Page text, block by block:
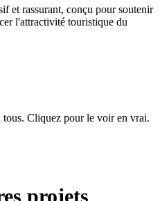
et rassurant, conçu pour soutenir
l'attractivité touristique du
tous. Cliquez pour le voir en vrai.
projets